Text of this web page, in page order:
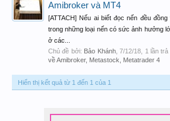
Amibroker và MT4
[ATTACH] Nếu ai biết đọc nến đều
trong những loại nến có sức ảnh hưởng
ở các...
Chủ đề bởi: Bảo Khánh,7/12/18 , 1 lần
về Amibroker, Metastock, Metatrader 4
Hiển thị kết quả từ 1 đến 1 của 1